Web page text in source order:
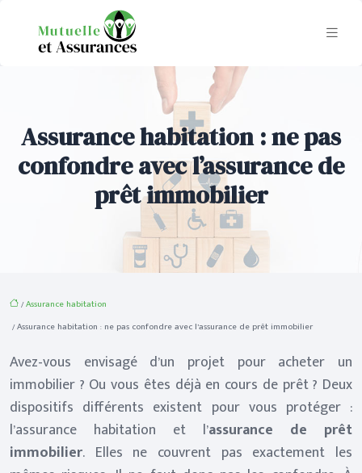
Assurance habitation : ne pas
confondre avec l’assurance de
prêt immobilier
/Assurance habitation
/ Assurance habitation : ne pas confondre avec l’assurance de prêt immobilier
Avez-vous envisagé d’un projet pour acheter un
immobilier ? Ou vous êtes déjà en cours de prêt ? Deux
dispositifs différents existent pour vous protéger :
l’assurance habitation et l’assurance de prêt
immobilier. Elles ne couvrent pas exactement les